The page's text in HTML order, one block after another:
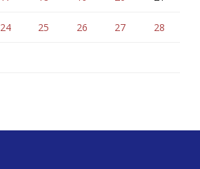
24 25 26 27 28